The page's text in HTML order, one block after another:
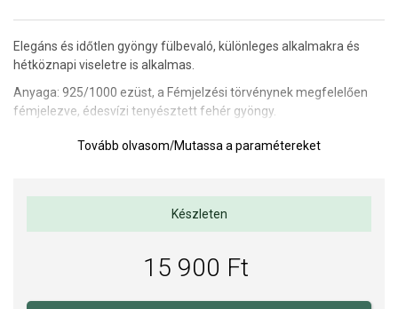
Elegáns és időtlen gyöngy fülbevaló, különleges alkalmakra és
hétköznapi viseletre is alkalmas.
Anyaga: 925/1000 ezüst, a Fémjelzési törvénynek megfelelően
fémjelezve, édesvízi tenyésztett fehér gyöngy.
A PEARLS ékszerek édesvízi tenyésztett gyöngyökkel készülnek,
Fülbevaló méretei: 8 x 25 mm
Felületkezelésünk, drágaköveink és gyöngyeink beépítése
Tovább olvasom/Mutassa a paramétereket
Készleten
15 900 Ft